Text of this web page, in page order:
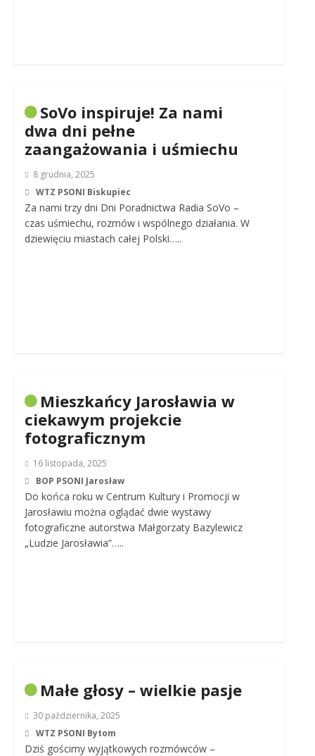
SoVo inspiruje! Za nami
dwa dni pełne
zaangażowania i uśmiechu
8 grudnia, 2025
WTZ PSONI Biskupiec
Za nami trzy dni Dni Poradnictwa Radia SoVo –
czas uśmiechu, rozmów i wspólnego działania. W
dziewięciu miastach całej Polski…..
Mieszkańcy Jarosławia w
ciekawym projekcie
fotograficznym
16 listopada, 2025
BOP PSONI Jarosław
Do końca roku w Centrum Kultury i Promocji w
Jarosławiu można oglądać dwie wystawy
fotograficzne autorstwa Małgorzaty Bazylewicz
„Ludzie Jarosławia”…..
Małe głosy – wielkie pasje
30 października, 2025
WTZ PSONI Bytom
Dziś gościmy wyjątkowych rozmówców –